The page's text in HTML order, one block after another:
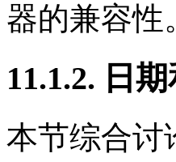
器的兼容性
11.1.2. 日
本节综合讨